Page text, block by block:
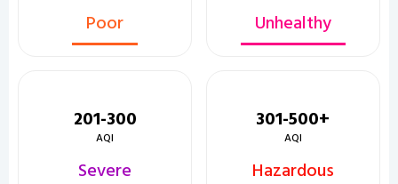
Poor Unhealthy
201-300
AQI
Severe
301-500+
AQI
Hazardous